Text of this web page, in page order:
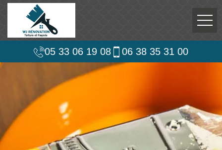
05 33 06 19 08 06 38 35 31 00